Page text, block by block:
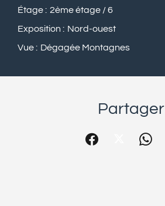
Étage
2ème étage / 6
Exposition
Nord-ouest
Vue
Dégagée Montagnes
Partager